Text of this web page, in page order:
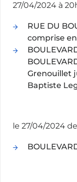
27/04/2024 à
RUE DU
comprise
Grenouillet
Baptiste
le 27/04/2024